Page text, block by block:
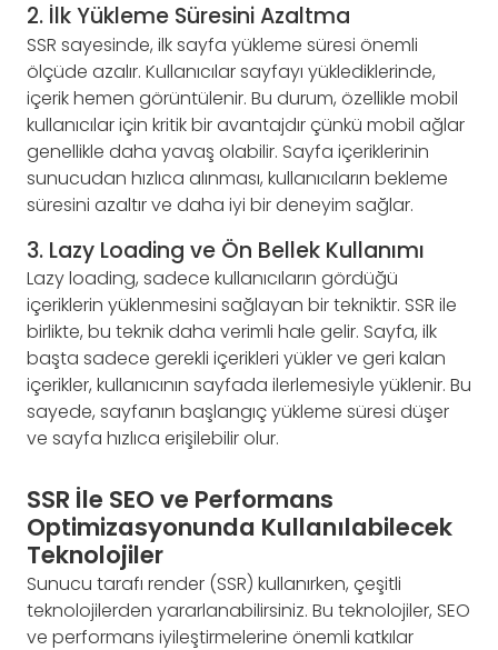
2. İlk Yükleme Süresini Azaltma
SSR sayesinde, ilk sayfa yükleme süresi önemli
ölçüde azalır. Kullanıcılar sayfayı yüklediklerinde,
içerik hemen görüntülenir. Bu durum, özellikle mobil
kullanıcılar için kritik bir avantajdır çünkü mobil ağlar
genellikle daha yavaş olabilir. Sayfa içeriklerinin
sunucudan hızlıca alınması, kullanıcıların bekleme
süresini azaltır ve daha iyi bir deneyim sağlar.
3. Lazy Loading ve Ön Bellek Kullanımı
Lazy loading, sadece kullanıcıların gördüğü
içeriklerin yüklenmesini sağlayan bir tekniktir. SSR ile
birlikte, bu teknik daha verimli hale gelir. Sayfa, ilk
başta sadece gerekli içerikleri yükler ve geri kalan
içerikler, kullanıcının sayfada ilerlemesiyle yüklenir. Bu
sayede, sayfanın başlangıç yükleme süresi düşer
ve sayfa hızlıca erişilebilir olur.
SSR İle SEO ve Performans
Optimizasyonunda Kullanılabilecek
Teknolojiler
Sunucu tarafı render (SSR) kullanırken, çeşitli
teknolojilerden yararlanabilirsiniz. Bu teknolojiler, SEO
ve performans iyileştirmelerine önemli katkılar